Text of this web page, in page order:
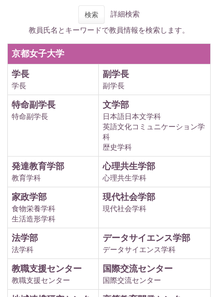
検索
詳細検索
教員氏名とキーワードで教員情報を検索します。
京都女子大学
学長
学長
副学長
副学長
特命副学長
特命副学長
文学部
日本語日本文学科
英語文化コミュニケーション学
科
歴史学科
発達教育学部
教育学科
心理共生学部
心理共生学科
家政学部
食物栄養学科
生活造形学科
現代社会学部
現代社会学科
法学部
法学科
データサイエンス学部
データサイエンス学科
教職支援センター
教職支援センター
国際交流センター
国際交流センター